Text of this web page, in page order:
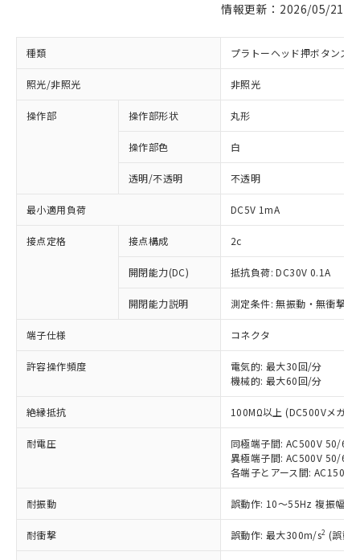
情報更新：2026/05/21
種類 プラトーヘッド押ボタンス
照光/非照光 非照光
操作部 操作部形状 丸形
操作部色 白
透明/不透明 不透明
最小適用負荷 DC5V 1mA
接点定格 接点構成 2c
開閉能力(DC) 抵抗負荷: DC30V 0.1A
開閉能力説明 測定条件: 無振動・無衝撃
端子仕様 コネクタ
許容操作頻度
電気的: 最大30回/分
機械的: 最大60回/分
絶縁抵抗 100MΩ以上 (DC500Vメガ)
耐電圧
同極端子間: AC500V 50/
異極端子間: AC500V 50/
各端子とアース間:
耐振動 誤動作: 10～55Hz 複振幅
耐衝撃 誤動作: 最大300m/s2 (誤動
以下の条件をお読みいただき、同意のうえ
※1 対応状況
対応済み：EU RoHS指令（10物質）の
非含有に対応した製品が提供可能な商品で
対応予定：EU RoHS指令（10物質）の非含
有に対応した製品に切り替える予定のある
対応予定なし：EU RoHS指令（10物質）の
非含有に非対応の商品で、対応品を出す予